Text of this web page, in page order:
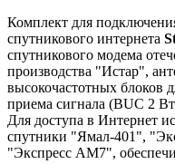
Комплект для
спутникового интернета
спутникового модема
производства "Истар",
высокочастотных блоков
приема сигнала (BUC 2
Для доступа в Интернет
спутники "Ямал-401",
"Экспресс АМ7",